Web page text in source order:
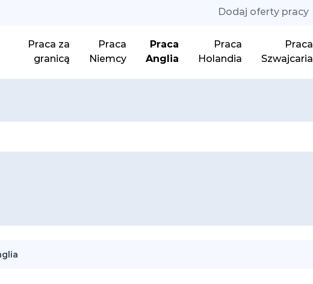
Dodaj oferty pracy
Praca za
granicą
Praca
Niemcy
Praca
Anglia
Praca
Holandia
Praca
Szwajcaria